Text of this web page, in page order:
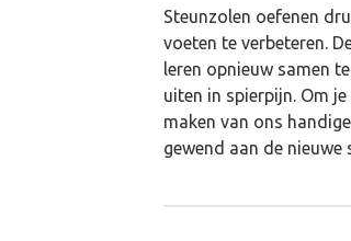
Steunzolen oefenen
voeten te verbeteren.
leren opnieuw samen
uiten in spierpijn. Om
maken van ons handige
gewend aan de nieuwe